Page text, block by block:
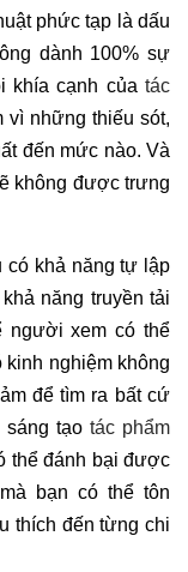
phức tạp là dấu
dành 100% sự
khía cạnh của tác
những thiếu sót,
đến mức nào. Và
không được trưng
có khả năng tự lập
năng truyền tải
người xem có thể
nghiệm không
để tìm ra bất cứ
sáng tạo tác phẩm
thể đánh bại được
bạn có thể tôn
thích đến từng chi